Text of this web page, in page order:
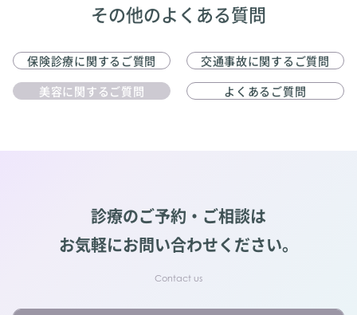
その他のよくある質問
保険診療に関するご質問
交通事故に関するご質問
美容に関するご質問
よくあるご質問
診療のご予約・ご相談は
お気軽にお問い合わせください。